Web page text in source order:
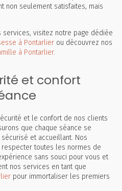
non seulement satisfaites, mais
services, visitez notre page dédiée
à Pontarlier ou découvrez nos
à Pontarlier.
et confort
sécurité et le confort de nos clients
que chaque séance se
et accueillant. Nos
toutes les normes de
sans souci pour vous et
nos services en tant que
pour immortaliser les premiers